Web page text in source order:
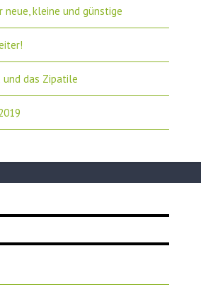
neue, kleine und günstige
und das Zipatile